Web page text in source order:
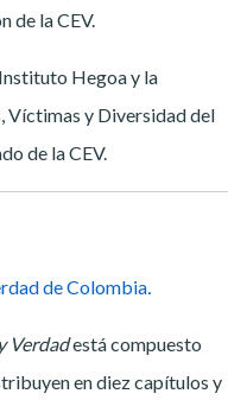
de la CEV.
Hegoa y la
Víctimas y Diversidad del
de la CEV.
de Colombia.
Verdadestá compuesto
en diez capítulos y